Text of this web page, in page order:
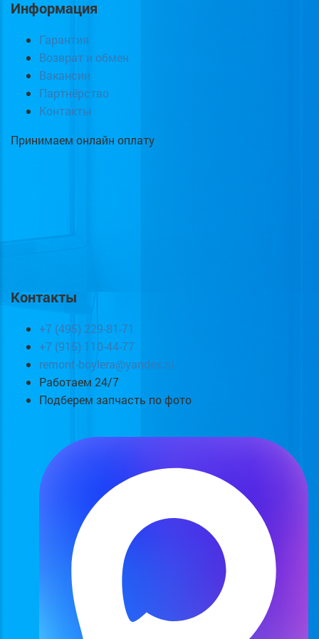
Информация
Гарантия
Возврат и обмен
Вакансии
Партнёрство
Контакты
Принимаем онлайн оплату
Контакты
+7 (495) 229-81-71
+7 (915) 110-44-77
remont-boylera@yandex.ru
Работаем 24/7
Подберем запчасть по фото